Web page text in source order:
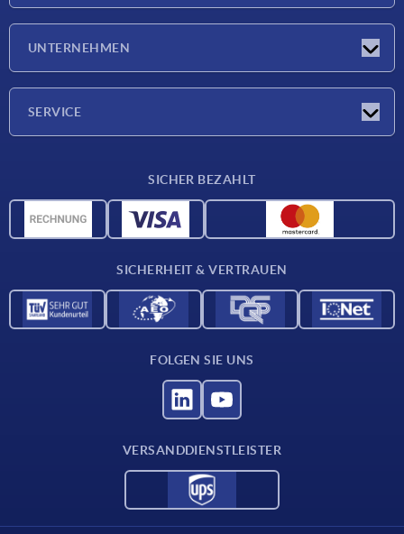
UNTERNEHMEN
SERVICE
CAD-Daten
SICHER BEZAHLT
SICHERHEIT & VERTRAUEN
FOLGEN SIE UNS
VERSANDDIENSTLEISTER